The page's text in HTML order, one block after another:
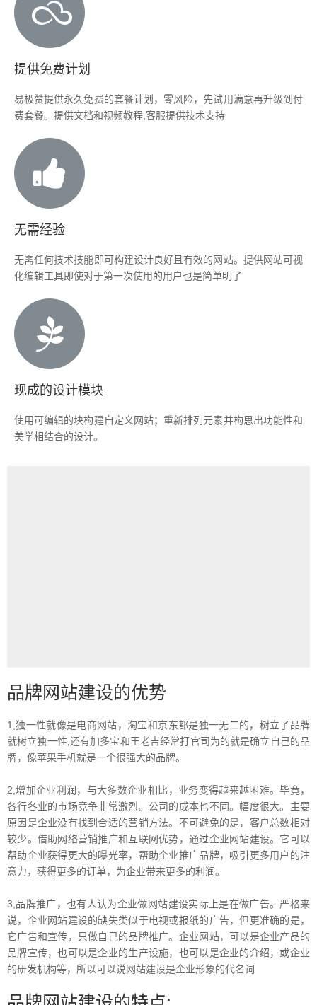
提供免费计划
易极赞提供永久免费的套餐计划，零风险，先试用满意再升级到付
费套餐。提供文档和视频教程,客服提供技术支持
无需经验
无需任何技术技能即可构建设计良好且有效的网站。提供网站可视
化编辑工具即使对于第一次使用的用户也是简单明了
现成的设计模块
使用可编辑的块构建自定义网站；重新排列元素并构思出功能性和
美学相结合的设计。
品牌网站建设的优势
1,独一性就像是电商网站，淘宝和京东都是独一无二的，树立了品牌
就树立独一性;还有加多宝和王老吉经常打官司为的就是确立自己的品
牌，像苹果手机就是一个很强大的品牌。
2,增加企业利润，与大多数企业相比，业务变得越来越困难。毕竟，
各行各业的市场竞争非常激烈。公司的成本也不同。幅度很大。主要
原因是企业没有找到合适的营销方法。不可避免的是，客户总数相对
较少。借助网络营销推广和互联网优势，通过企业网站建设。它可以
帮助企业获得更大的曝光率，帮助企业推广品牌，吸引更多用户的注
意力，获得更多的订单，为企业带来更多的利润。
3,品牌推广，也有人认为企业做网站建设实际上是在做广告。严格来
说，企业网站建设的缺失类似于电视或报纸的广告，但更准确的是，
它广告和宣传，只做自己的品牌推广。企业网站，可以是企业产品的
品牌宣传，也可以是企业的生产设施，也可以是企业的介绍，或企业
的研发机构等，所以可以说网站建设是企业形象的代名词